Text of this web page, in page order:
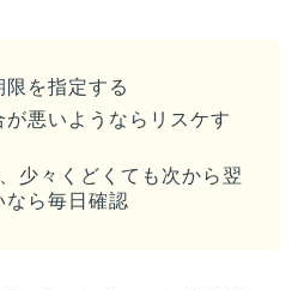
を指定する
悪いようならリスケす
少々くどくても次から翌
なら毎日確認